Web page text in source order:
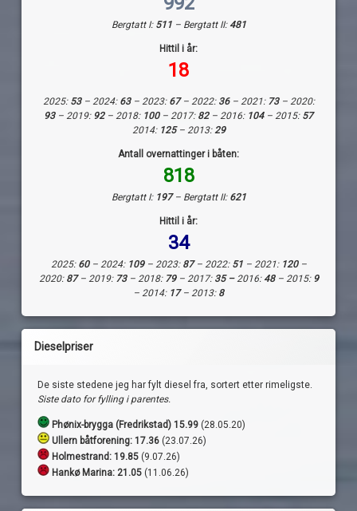
Bergtatt I: 511 – Bergtatt II:481
Hittil i år:
18
2025: 53– 2024:63– 2023: 67– 2022: 36– 2021: 73– 2020:
93– 2019: 92– 2018: 100 – 2017: 82– 2016: 104– 2015: 57
2014: 125– 2013:29
Antall overnattinger i båten:
818
Bergtatt I: 197– Bergtatt II: 621
Hittil i år:
34
2025: 60– 2024: 109– 2023: 87– 2022: 51– 2021: 120–
2020: 87– 2019: 73– 2018: 79– 2017: 35 –2016:48– 2015: 9
– 2014: 17– 2013: 8
Dieselpriser
De siste stedene jeg har fylt diesel fra, sortert etter rimeligste.
Siste dato for fylling i parentes.
Phønix-brygga (Fredrikstad) 15.99 (28.05.20)
Ullern båtforening: 17.36 (23.07.26)
Holmestrand: 19.85 (9.07.26)
Hankø Marina: 21.05 (11.06.26)